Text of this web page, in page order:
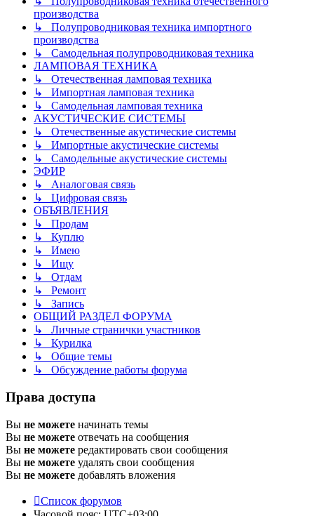
производства
↳ Полупроводниковая техника импортного
производства
↳ Самодельная полупроводниковая техника
ЛАМПОВАЯ ТЕХНИКА
↳ Отечественная ламповая техника
↳ Импортная ламповая техника
↳ Самодельная ламповая техника
АКУСТИЧЕСКИЕ СИСТЕМЫ
↳ Отечественные акустические системы
↳ Импортные акустические системы
↳ Самодельные акустические системы
ЭФИР
↳ Аналоговая связь
↳ Цифровая связь
ОБЪЯВЛЕНИЯ
↳ Продам
↳ Куплю
↳ Имею
↳ Ищу
↳ Отдам
↳ Ремонт
↳ Запись
ОБЩИЙ РАЗДЕЛ ФОРУМА
↳ Личные странички участников
↳ Курилка
↳ Общие темы
↳ Обсуждение работы форума
Права доступа
Вы не можете начинать темы
Вы не можете отвечать на сообщения
Вы не можете редактировать свои сообщения
Вы не можете удалять свои сообщения
Вы не можете добавлять вложения
Список форумов